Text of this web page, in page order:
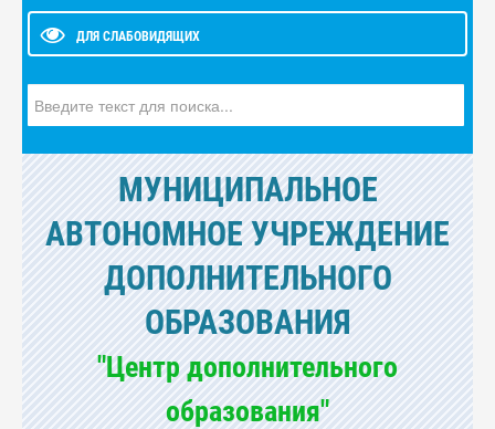
ДЛЯ СЛАБОВИДЯЩИХ
МУНИЦИПАЛЬНОЕ
АВТОНОМНОЕ УЧРЕЖДЕНИЕ
ДОПОЛНИТЕЛЬНОГО
ОБРАЗОВАНИЯ
"Центр дополнительного
образования"